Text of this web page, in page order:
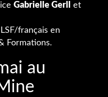
Gabrielle Gerll
et
français en
Formations.
au